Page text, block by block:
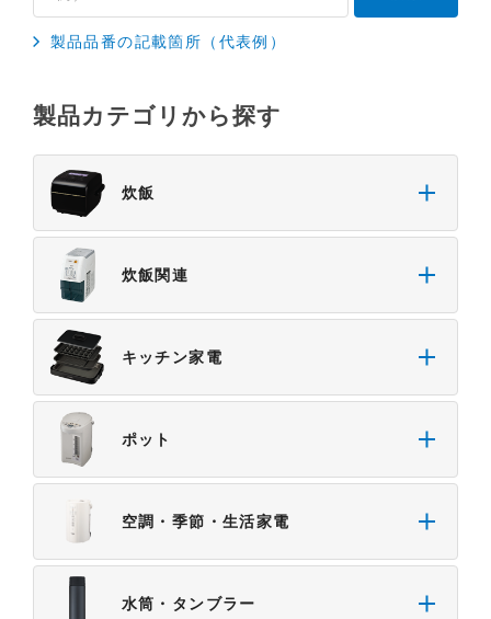
製品品番の記載箇所（代表例）
製品カテゴリから探す
炊飯
炊飯関連
キッチン家電
ポット
空調・季節・生活家電
水筒・タンブラー